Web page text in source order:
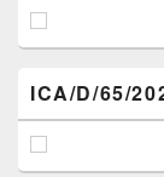
ICA/D/65/